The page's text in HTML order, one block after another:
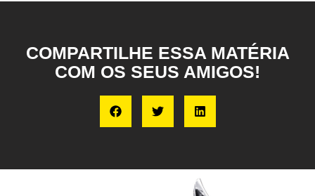
COMPARTILHE ESSA MATÉRIA
COM OS SEUS AMIGOS!